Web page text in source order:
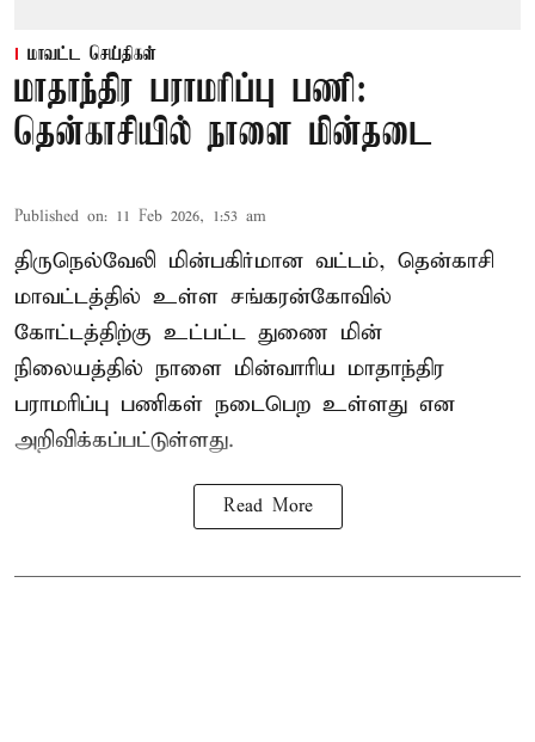
மாவட்ட செய்திகள்
மாதாந்திர பராமரிப்பு பணி:
தென்காசியில் நாளை மின்தடை
Published on: 11 Feb 2026, 1:53 am
திருநெல்வேலி மின்பகிர்மான வட்டம், தென்காசி
மாவட்டத்தில் உள்ள சங்கரன்கோவில்
கோட்டத்திற்கு உட்பட்ட துணை மின்
நிலையத்தில் நாளை மின்வாரிய மாதாந்திர
பராமரிப்பு பணிகள் நடைபெற உள்ளது என
அறிவிக்கப்பட்டுள்ளது.
Read More